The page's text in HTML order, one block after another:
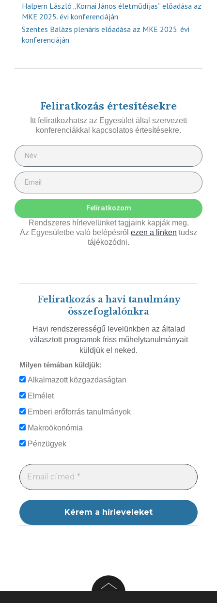
Halpern László „Kornai János életműdíjas” előadása az
MKE 2025. évi konferenciáján
Szentes Balázs plenáris előadása az MKE 2025. évi
konferenciáján
Feliratkozás értesítésekre
Itt feliratkozhatsz az Egyesület által szervezett
konferenciákkal kapcsolatos értesítésekre.
Feliratkozom
Rendszeres hírlevelünket tagjaink kapják meg.
Az Egyesületbe való belépésről ezen a linken tudsz
tájékozódni.
Feliratkozás a havi tanulmány
összefoglalónkra
Havi rendszerességű levelünkben az általad
választott programok friss műhelytanulmányait
küldjük el neked.
Milyen témában küldjük:
Alkalmazott közgazdaságtan
Elmélet
Emberi erőforrás tanulmányok
Makroökonómia
Pénzügyek